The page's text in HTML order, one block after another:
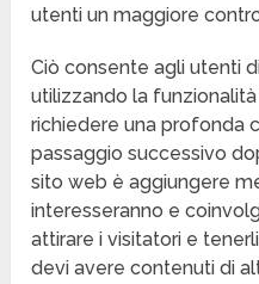
utenti un maggiore
Ciò consente agli utenti
utilizzando la
richiedere una profonda
passaggio successivo
sito web è aggiungere
interesseranno e
attirare i visitatori e
devi avere contenuti di